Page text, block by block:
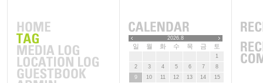
2026.8
일 월 화 수 목 금 토
1
2
3 4 5 6 7
8
9
10 11 12 13 14
15